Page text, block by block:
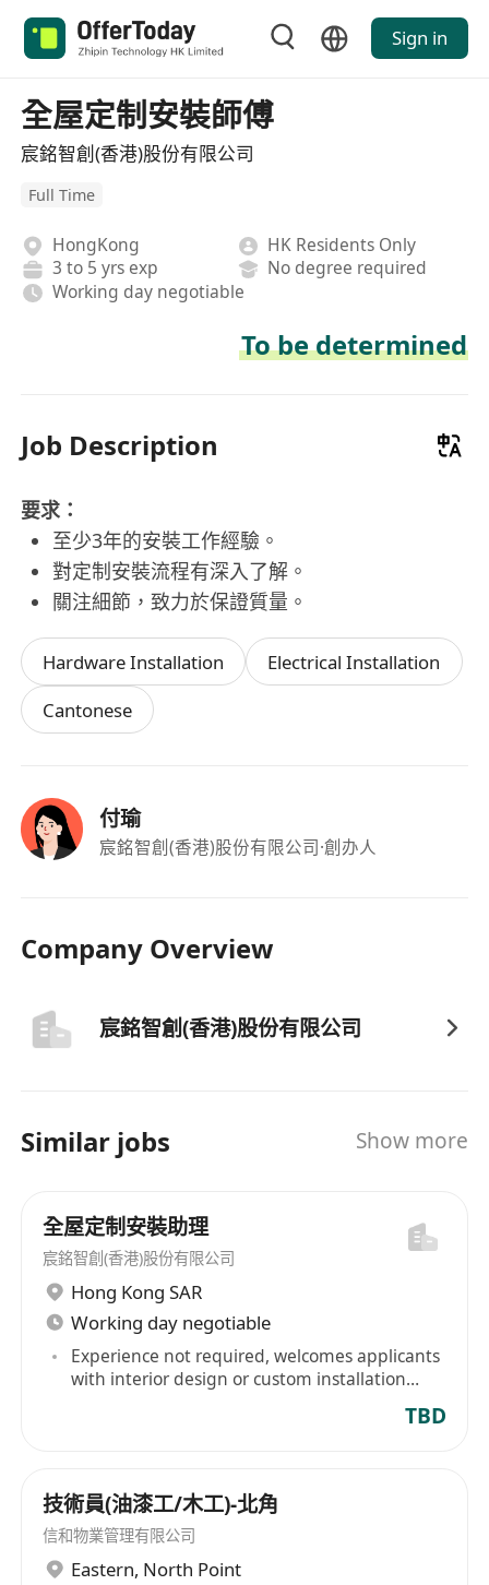
Sign in
全屋定制安裝師傅
宸銘智創(香港)股份有限公司
Full Time
HongKong
HK Residents Only
3 to 5 yrs exp
No degree required
Working day negotiable
To be determined
Job Description
要求：
至少3年的安裝工作經驗。
對定制安裝流程有深入了解。
關注細節，致力於保證質量。
Hardware Installation
Electrical Installation
Cantonese
付瑜
宸銘智創(香港)股份有限公司·創办人
Company Overview
宸銘智創(香港)股份有限公司
Similar jobs Show more
全屋定制安裝助理
宸銘智創(香港)股份有限公司
Hong Kong SAR
Working day negotiable
Experience not required, welcomes applicants
with interior design or custom installation
TBD
技術員(油漆工/木工)-北角
信和物業管理有限公司
Eastern, North Point